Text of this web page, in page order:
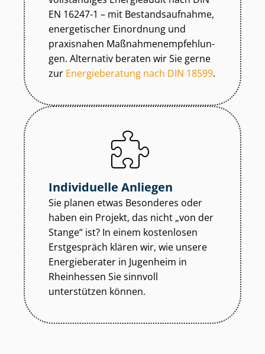
EN 16247-1 – mit Be­stands­auf­nah­me,
energetischer Einordnung und
praxisnahen Maß­nah­men­emp­feh­lun­
gen. Alternativ beraten wir Sie gerne
zur Energieberatung nach DIN 18599.
Individuelle Anliegen
Sie planen etwas Besonderes oder
haben ein Projekt, das nicht „von der
Stange“ ist? In einem kostenlosen
Erstgespräch klären wir, wie unsere
Energieberater in Jugenheim in
Rheinhessen Sie sinnvoll
unterstützen können.